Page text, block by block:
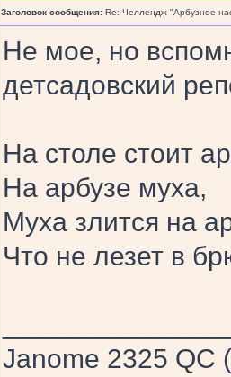
Заголовок сообщения: Re: Челлендж "Арбузное
Не мое, но
детсадовский
На столе стоит
На арбузе муха,
Муха злится на
Что не лезет в
Janome 2325 QC